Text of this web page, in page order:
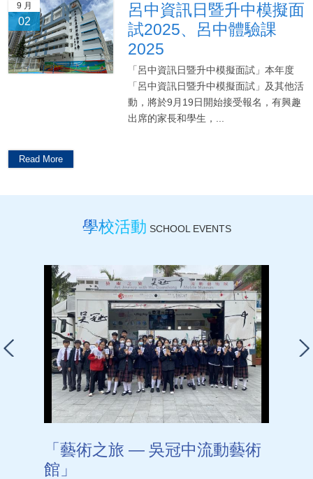
9 月
02
呂中資訊日暨升中模擬面
試2025、呂中體驗課
2025
「呂中資訊日暨升中模擬面試」本年度
「呂中資訊日暨升中模擬面試」及其他活
動，將於9月19日開始接受報名，有興趣
出席的家長和學生，...
Read More
學校活動 SCHOOL EVENTS
「藝術之旅 — 吳冠中流動藝術
館」